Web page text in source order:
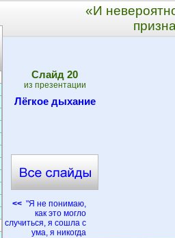
«И
Cлайд 20
из презентации
Лёгкое дыхание
<< "Я не понимаю,
как это могло
случиться, я сошла с
ума, я никогда